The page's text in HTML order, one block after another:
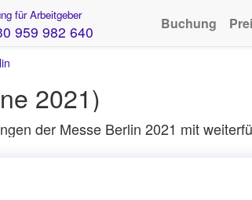
für Arbeitgeber
959 982 640 Buchung
2021)
der Messe Berlin 2021 mit